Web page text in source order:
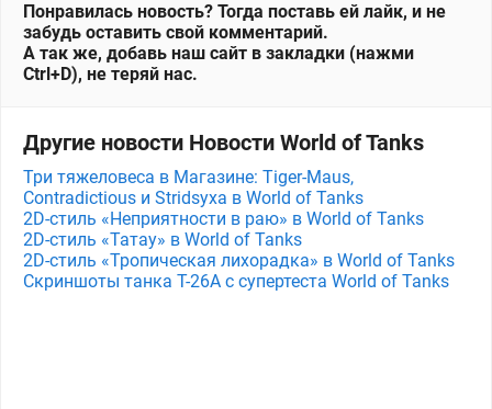
Понравилась новость? Тогда поставь ей лайк, и не
забудь оставить свой комментарий.
А так же, добавь наш сайт в закладки (нажми
Ctrl+D), не теряй нас.
Другие новости Новости World of Tanks
Три тяжеловеса в Магазине: Tiger-Maus,
Contradictious и Stridsyxa в World of Tanks
2D-стиль «Неприятности в раю» в World of Tanks
2D-стиль «Татау» в World of Tanks
2D-стиль «Тропическая лихорадка» в World of Tanks
Скриншоты танка T-26A с супертеста World of Tanks